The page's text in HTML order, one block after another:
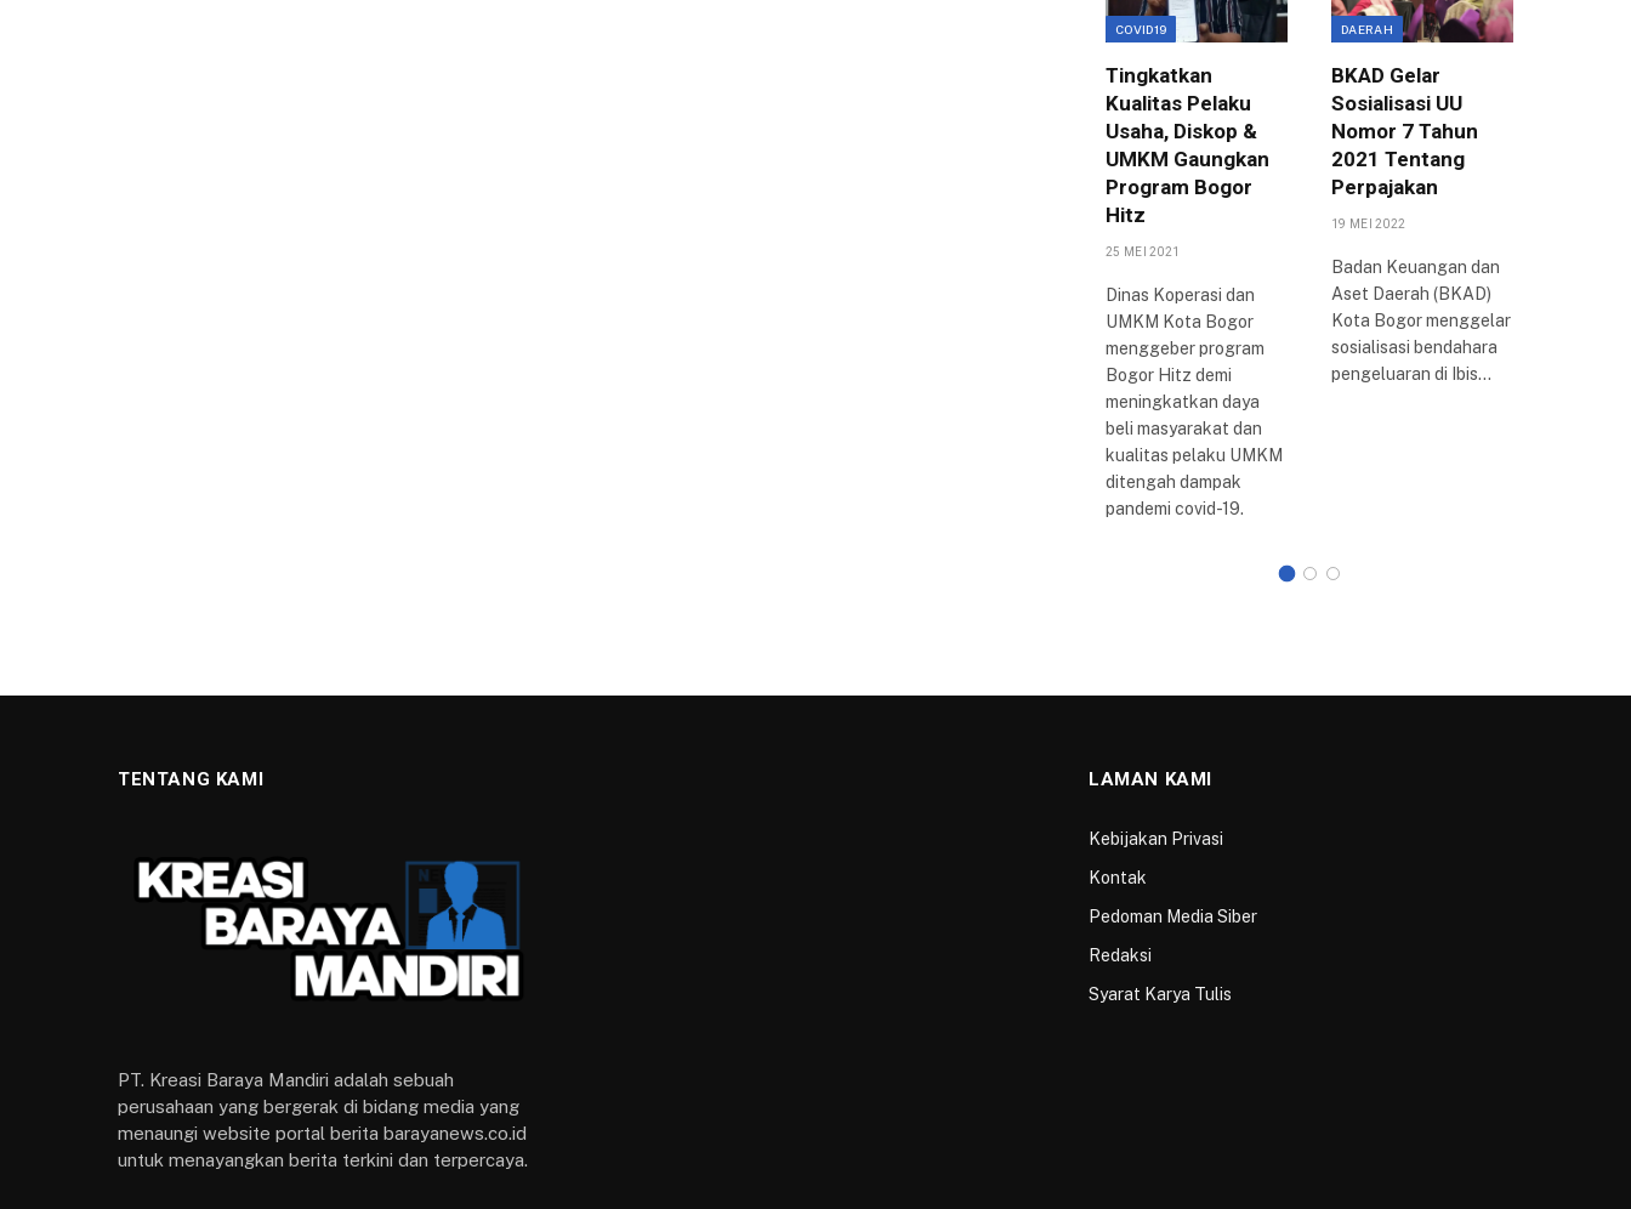
COVID19
Tingkatkan
Kualitas Pelaku
Usaha, Diskop &
UMKM Gaungkan
Program Bogor
Hitz
25 MEI 2021
Dinas Koperasi dan
UMKM Kota Bogor
menggeber program
Bogor Hitz demi
meningkatkan daya
beli masyarakat dan
kualitas pelaku UMKM
ditengah dampak
pandemi covid-19.
DAERAH
BKAD Gelar
Sosialisasi UU
Nomor 7 Tahun
2021 Tentang
Perpajakan
19 MEI 2022
Badan Keuangan dan
Aset Daerah (BKAD)
Kota Bogor menggelar
sosialisasi bendahara
pengeluaran di Ibis…
TENTANG KAMI
PT. Kreasi Baraya Mandiri adalah sebuah
perusahaan yang bergerak di bidang media yang
menaungi website portal berita barayanews.co.id
untuk menayangkan berita terkini dan terpercaya.
LAMAN KAMI
Kebijakan Privasi
Kontak
Pedoman Media Siber
Redaksi
Syarat Karya Tulis